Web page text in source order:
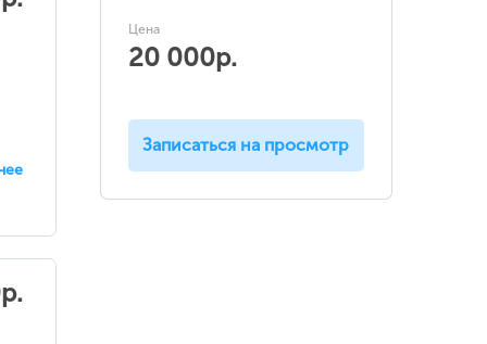
Цена
20 000р.
Записаться на просмотр